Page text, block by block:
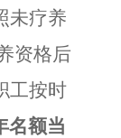
未疗养
资格后
工按时
名额当